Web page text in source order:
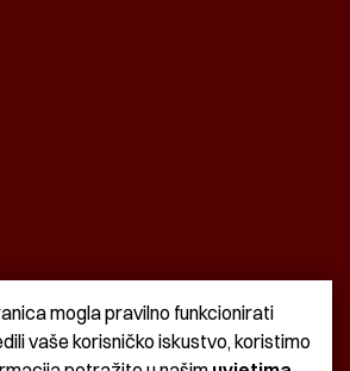
mogla pravilno funkcionirati
vaše korisničko iskustvo, koristimo